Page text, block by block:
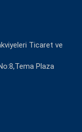
Ticaret ve
Plaza